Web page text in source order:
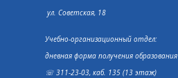
ул. Советская, 18
Учебно-организационный отдел:
дневная форма получения образования
☏ 311-23-03, каб. 135 (13 этаж)